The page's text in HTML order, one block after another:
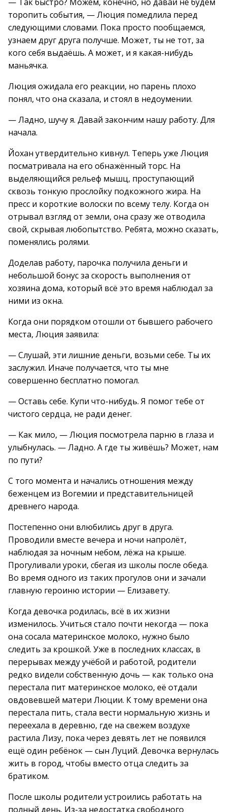
торопить события, — Люция помедлила перед
следующими словами. Пока просто пообщаемся,
узнаем друг друга получше. Может, ты не тот, за
кого себя выдаёшь. А может, и я какая-нибудь
маньячка.
Люция ожидала его реакции, но парень плохо
понял, что она сказала, и стоял в недоумении.
— Ладно, шучу я. Давай закончим нашу работу. Для
начала.
Йохан утвердительно кивнул. Теперь уже Люция
посматривала на его обнажённый торс. На
выделяющийся рельеф мышц, проступающий
сквозь тонкую прослойку подкожного жира. На
пресс и короткие волоски по всему телу. Когда он
отрывал взгляд от земли, она сразу же отводила
свой, скрывая любопытство. Ребята, можно сказать,
поменялись ролями.
Доделав работу, парочка получила деньги и
небольшой бонус за скорость выполнения от
хозяина дома, который всё это время наблюдал за
ними из окна.
Когда они порядком отошли от бывшего рабочего
места, Люция заявила:
— Слушай, эти лишние деньги, возьми себе. Ты их
заслужил. Иначе получается, что ты мне
совершенно бесплатно помогал.
— Оставь себе. Купи что-нибудь. Я помог тебе от
чистого сердца, не ради денег.
— Как мило, — Люция посмотрела парню в глаза и
улыбнулась. — Ладно. А где ты живёшь? Может, нам
по пути?
С того момента и начались отношения между
беженцем из Вогемии и представительницей
древнего народа.
Постепенно они влюбились друг в друга.
Проводили вместе вечера и ночи напролёт,
наблюдая за ночным небом, лёжа на крыше.
Прогуливали уроки, сбегая из школы после обеда.
Во время одного из таких прогулов они и зачали
главную героиню истории — Елизавету.
Когда девочка родилась, всё в их жизни
изменилось. Учиться стало почти некогда — пока
она сосала материнское молоко, нужно было
следить за крошкой. Уже в последних классах, в
перерывах между учёбой и работой, родители
редко видели собственную дочь — как только она
перестала пит материнское молоко, её отдали
овдовевшей матери Люции. К тому времени она
перестала пить, стала вести нормальную жизнь и
переехала в деревню, где на свежем воздухе
растила Лизу, пока через девять лет не появился
ещё один ребёнок — сын Луций. Девочка вернулась
жить в город, чтобы вместо отца следить за
братиком.
После школы родители устроились работать на
полный день. Из-за недостатка свободного